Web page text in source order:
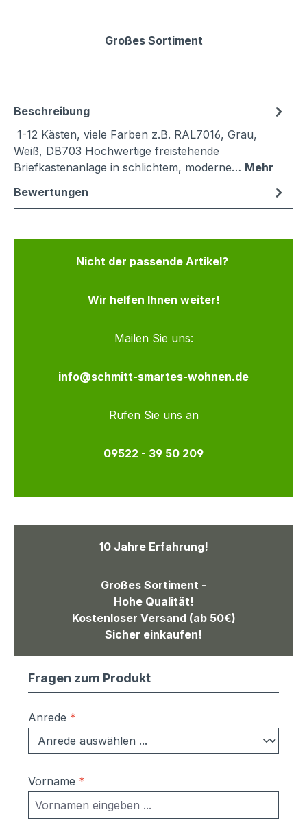
Großes Sortiment
Beschreibung
1-12 Kästen, viele Farben z.B. RAL7016, Grau,
Weiß, DB703 Hochwertige freistehende
Briefkastenanlage in schlichtem, moderne… Mehr
Bewertungen
Nicht der passende Artikel?
Wir helfen Ihnen weiter!
Mailen Sie uns:
info@schmitt-smartes-wohnen.de
Rufen Sie uns an
09522 - 39 50 209
10 Jahre Erfahrung!
Großes Sortiment -
Hohe Qualität!
Kostenloser Versand (ab 50€)
Sicher einkaufen!
Fragen zum Produkt
Anrede *
Vorname *